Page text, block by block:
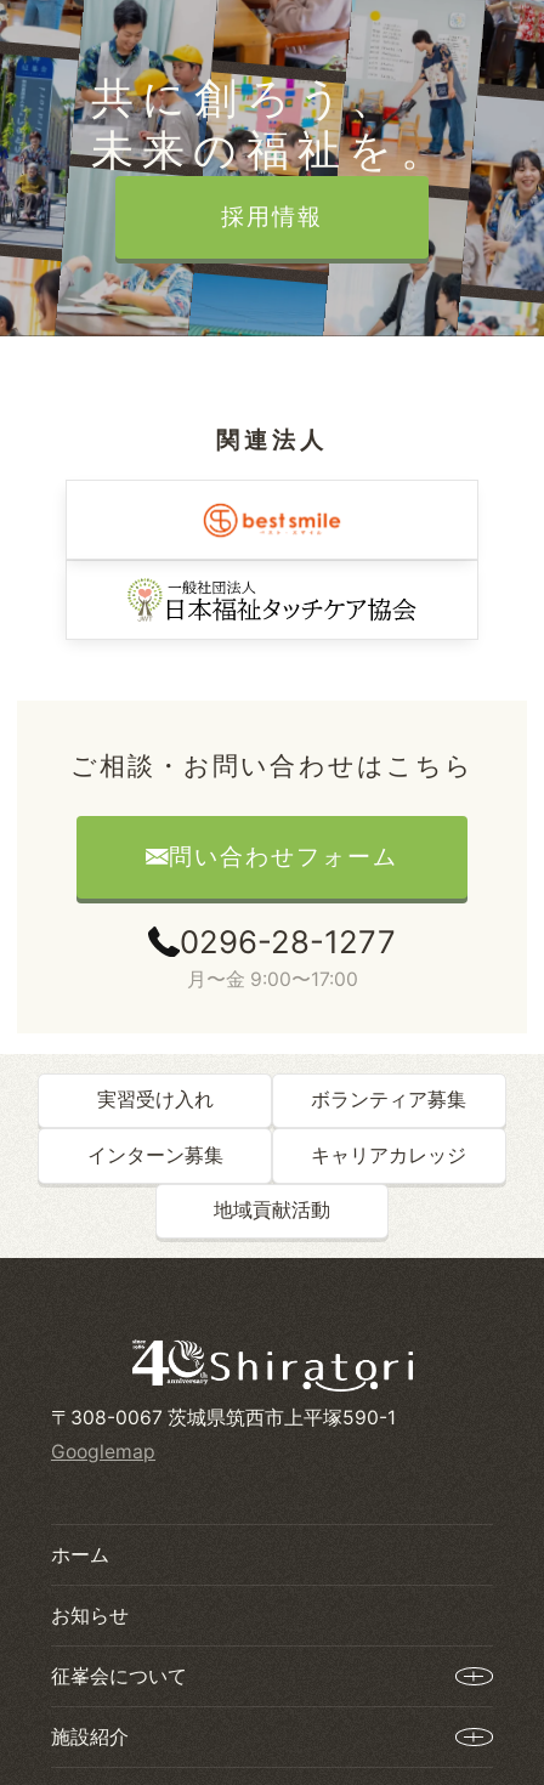
共に創ろう、
未来の福祉を。
採用情報
関連法人
ご相談・お問い合わせはこちら
問い合わせフォーム
0296-28-1277
月〜金 9:00〜17:00
実習受け入れ ボランティア募集
インターン募集 キャリアカレッジ
地域貢献活動
〒308-0067 茨城県筑西市上平塚590-1
Googlemap
ホーム
お知らせ
征峯会について
施設紹介